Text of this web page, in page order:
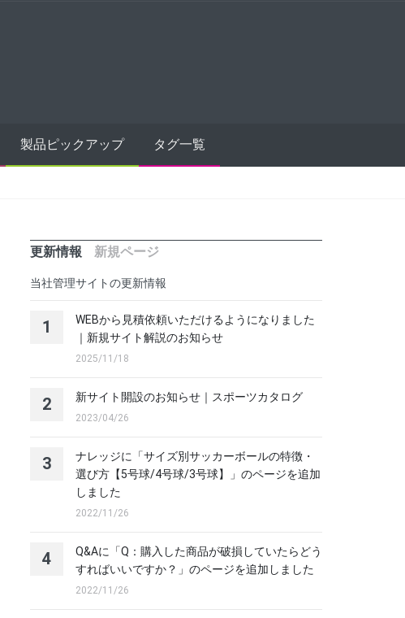
製品ピックアップ タグ一覧
更新情報 新規ページ
当社管理サイトの更新情報
1
WEBから見積依頼いただけるようになりました
｜新規サイト解説のお知らせ
2025/11/18
2 新サイト開設のお知らせ｜スポーツカタログ
2023/04/26
3
ナレッジに「サイズ別サッカーボールの特徴・
選び方【5号球/4号球/3号球】」のページを追加
しました
2022/11/26
4
Q&Aに「Q：購入した商品が破損していたらどう
すればいいですか？」のページを追加しました
2022/11/26